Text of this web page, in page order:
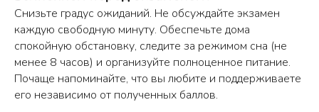
Снизьте градус ожиданий. Не обсуждайте экзамен
каждую свободную минуту. Обеспечьте дома
спокойную обстановку, следите за режимом сна (не
менее 8 часов) и организуйте полноценное питание.
Почаще напоминайте, что вы любите и поддерживаете
его независимо от полученных баллов.
Полезные
статьи
Вопрос-ответ
Отзывы
Шкодишь
Преподаватели
Программы обучения
Наши курсы
Процесс
обучения
О нас